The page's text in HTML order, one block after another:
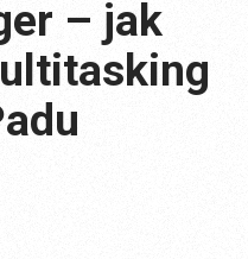
– jak